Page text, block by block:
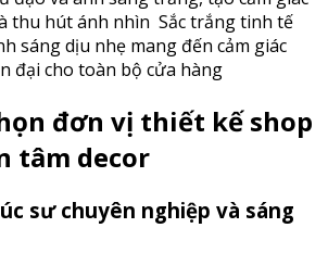
thu hút ánh nhìn Sắc trắng tinh tế
sáng dịu nhẹ mang đến cảm giác
đại cho toàn bộ cửa hàng
đơn vị thiết kế shop
tâm decor
sư chuyên nghiệp và sáng